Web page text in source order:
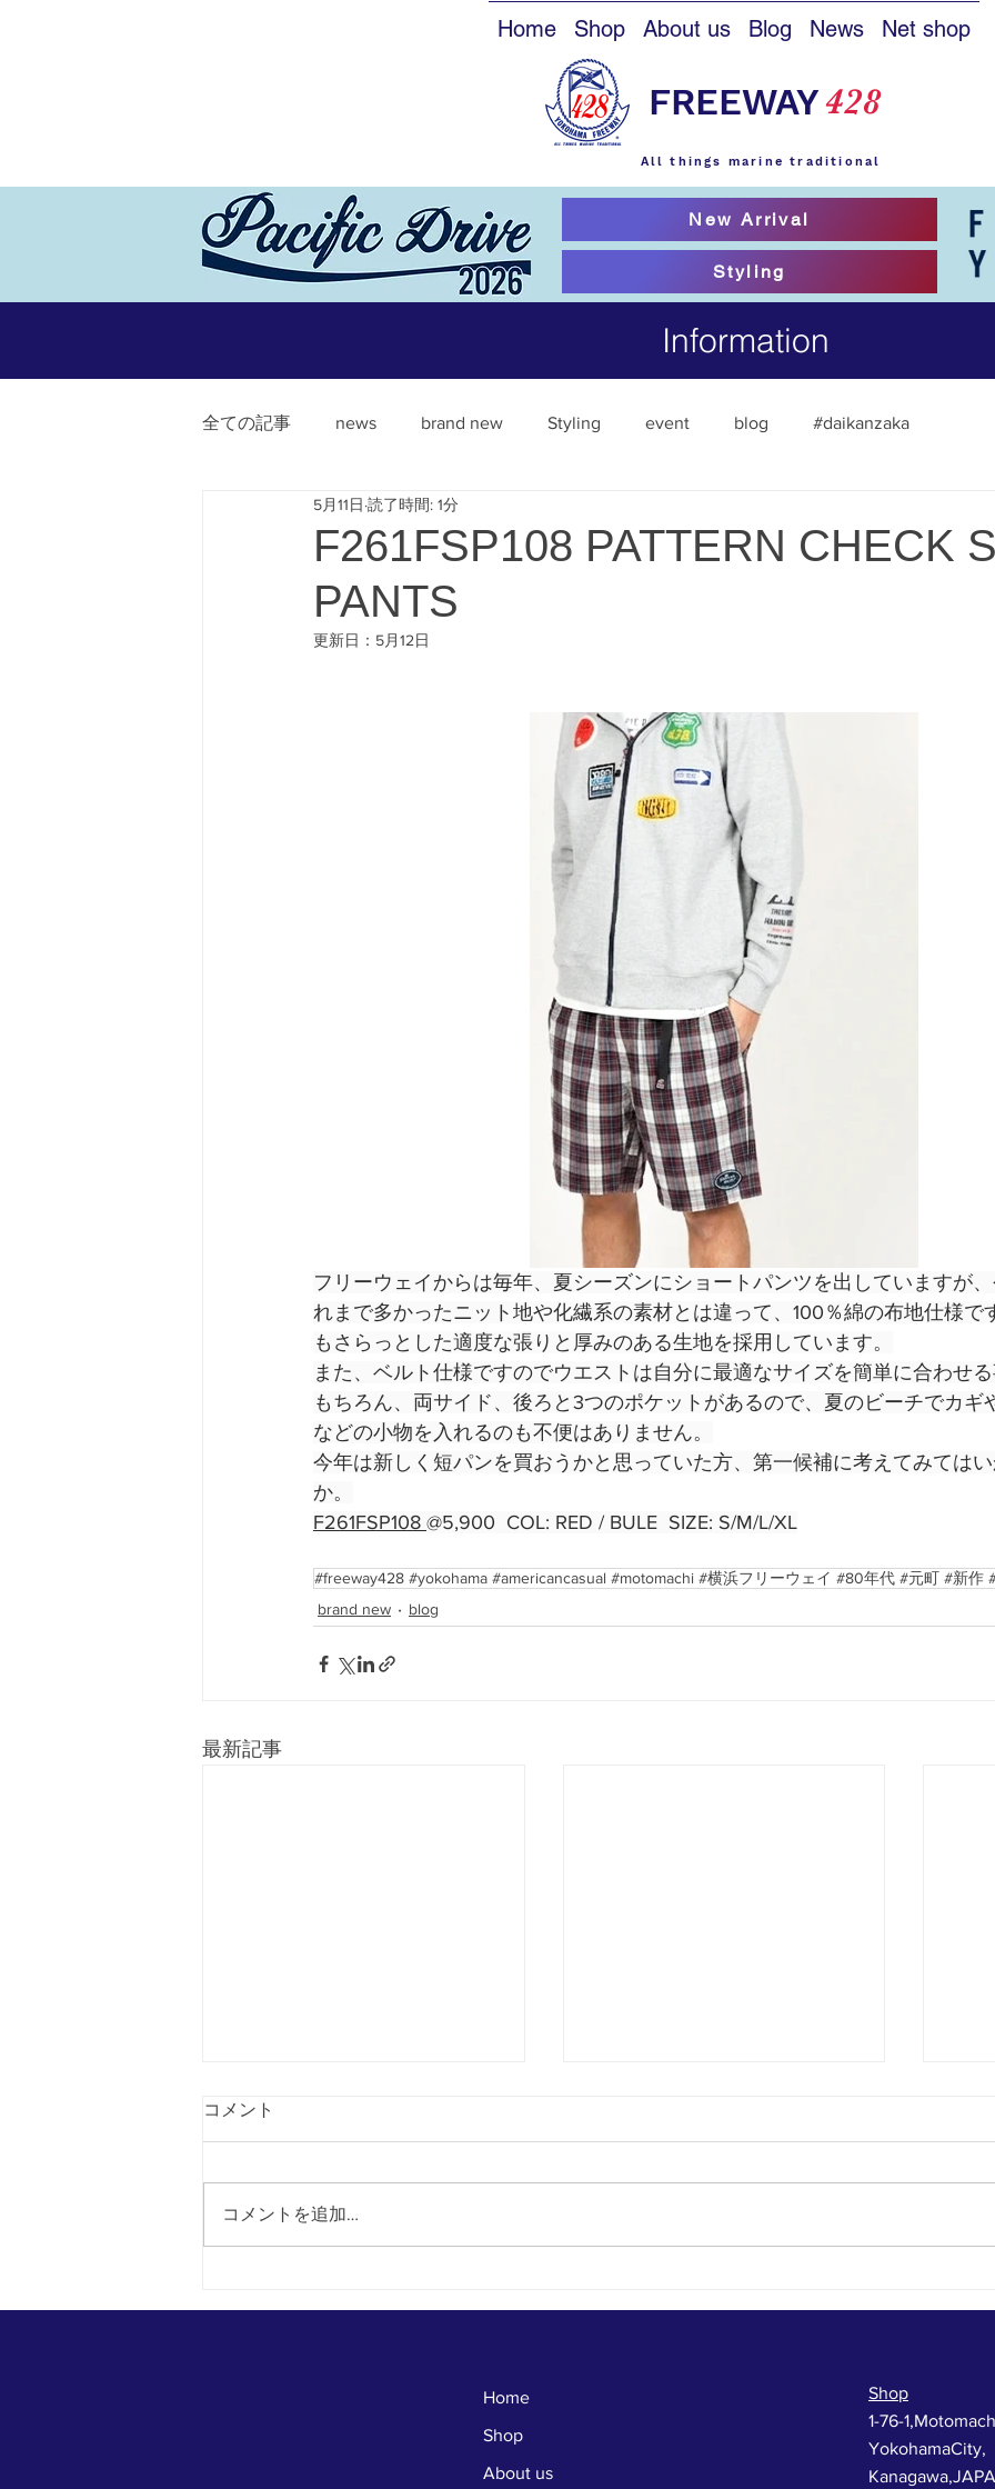
Home Shop About us Blog News Net shop
FREEWAY428
All things marine traditional
New Arrival
Styling
Information
全ての記事 news brand new Styling event blog #daikanzaka
#freeway428 #yokohamafreeway #横浜フリー
F261FSP108 PATTERN CHECK
PANTS
5月11日 読了時間: 1分
更新日： 5月12日
フリーウェイからは毎年、夏シーズンにショートパンツを出していますが
れまで多かったニット地や化繊系の素材とは違って、100％綿の布地仕様で
もさらっとした適度な張りと厚みのある生地を採用しています。
また、ベルト仕様ですのでウエストは自分に最適なサイズを簡単に合わせる
もちろん、両サイド、後ろと3つのポケットがあるので、夏のビーチでカギ
などの小物を入れるのも不便はありません。
今年は新しく短パンを買おうかと思っていた方、第一候補に考えてみては
か。
F261FSP108 @5,900  COL: RED / BULE  SIZE: S/M/L/XL
#freeway428 #yokohama #americancasual #motomachi #横浜フリーウェイ #80年代 #元町 #新作
brand new
blog
最新記事
る！今年最後のじゃんけん大
けんバトル開催です！！
コメント
コメントを追加…
Home
Shop
About us
Shop
1-76-
YokohamaCity,